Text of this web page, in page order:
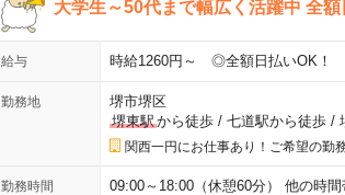
大学生～50代まで幅広く活躍中 全
給与 時給1260円～ ◎全額日払いOK！
勤務地
堺市堺区
堺東駅から徒歩/ 七道駅から徒歩/
関西一円にお仕事あり！ご希望の勤
勤務時間
09:00～18:00（休憩60分） 他の時